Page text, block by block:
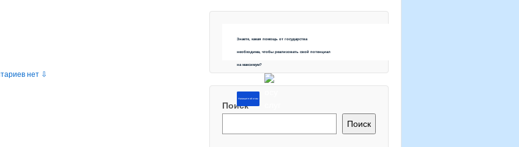
нет ⇩
Знаете, какая помощь от государства
необходима, чтобы реализовать свой потенциал
на максимум?
Напишите об этом
Поиск
Поиск